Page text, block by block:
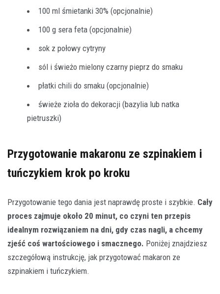
100 ml śmietanki 30% (opcjonalnie)
100 g sera feta (opcjonalnie)
sok z połowy cytryny
sól i świeżo mielony czarny pieprz do smaku
płatki chili do smaku (opcjonalnie)
świeże zioła do dekoracji (bazylia lub natka
pietruszki)
Przygotowanie makaronu ze szpinakiem i
tuńczykiem krok po kroku
Przygotowanie tego dania jest naprawdę proste i szybkie. Cały
proces zajmuje około 20 minut, co czyni ten przepis
idealnym rozwiązaniem na dni, gdy czas nagli, a chcemy
zjeść coś wartościowego i smacznego. Poniżej znajdziesz
szczegółową instrukcję, jak przygotować makaron ze
szpinakiem i tuńczykiem.